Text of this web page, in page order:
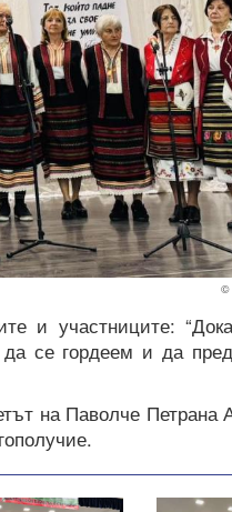
©
и участниците:
се гордеем и да
на Паволче Петрана